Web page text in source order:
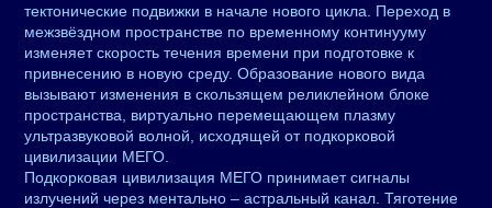
тектонические подвижки в начале нового цикла. Переход в
межзвёздном пространстве по временному континууму
изменяет скорость течения времени при подготовке к
привнесению в новую среду. Образование нового вида
вызывают изменения в скользящем реликлейном блоке
пространства, виртуально перемещающем плазму
ультразвуковой волной, исходящей от подкорковой
цивилизации МЕГО.
Подкорковая цивилизация МЕГО принимает сигналы
излучений через ментально – астральный канал. Тяготение